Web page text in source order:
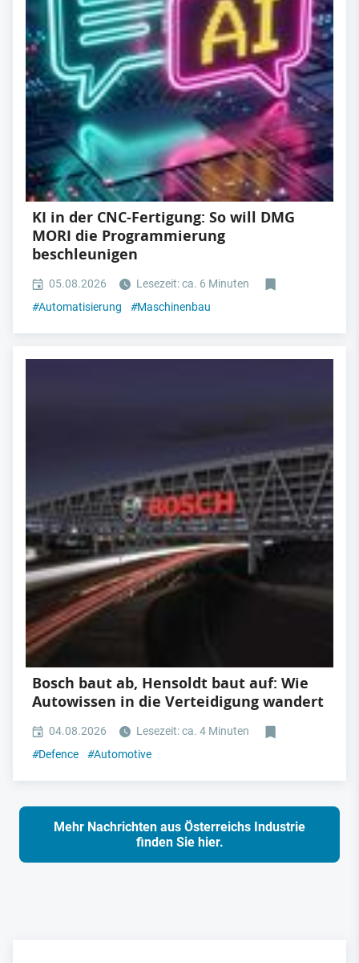
KI in der CNC-Fertigung: So will DMG
MORI die Programmierung
beschleunigen
05.08.2026
Lesezeit: ca. 6 Minuten
#Automatisierung #Maschinenbau
Bosch baut ab, Hensoldt baut auf: Wie
Autowissen in die Verteidigung wandert
04.08.2026
Lesezeit: ca. 4 Minuten
#Defence #Automotive
Mehr Nachrichten aus Österreichs Industrie
finden Sie hier.